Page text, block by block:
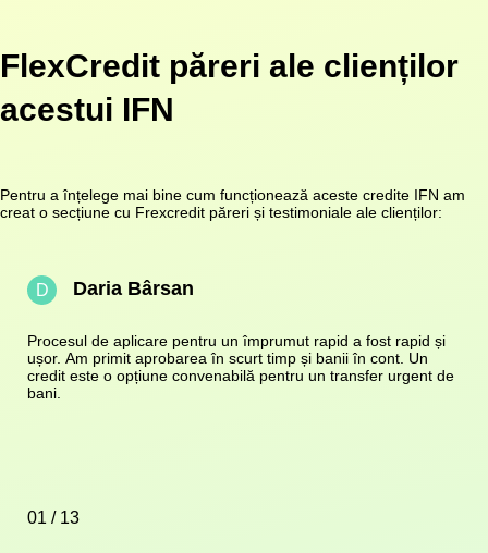
FlexCredit păreri ale clienților
acestui IFN
Pentru a înțelege mai bine cum funcționează aceste credite IFN am
creat o secțiune cu Frexcredit păreri și testimoniale ale clienților:
D Daria Bârsan
Procesul de aplicare pentru un împrumut rapid a fost rapid și
ușor. Am primit aprobarea în scurt timp și banii în cont. Un
credit este o opțiune convenabilă pentru un transfer urgent de
bani.
01 / 13